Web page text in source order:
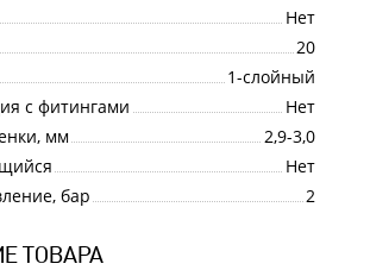
Нет
20
1-слойный
с фитингами
Нет
мм
2,9-3,0
Нет
бар
2
ТОВАРА